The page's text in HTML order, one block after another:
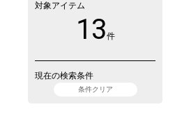
対象アイテム
13件
現在の検索条件
条件クリア